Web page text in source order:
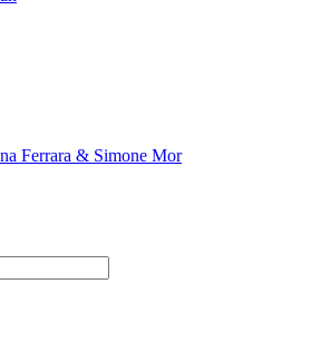
Ferrara & Simone Mor